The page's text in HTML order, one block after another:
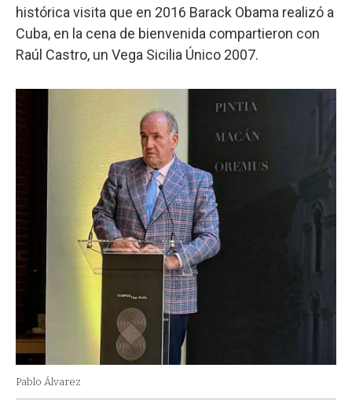
histórica visita que en 2016 Barack Obama realizó a
Cuba, en la cena de bienvenida compartieron con
Raúl Castro, un Vega Sicilia Único 2007.
Pablo Álvarez